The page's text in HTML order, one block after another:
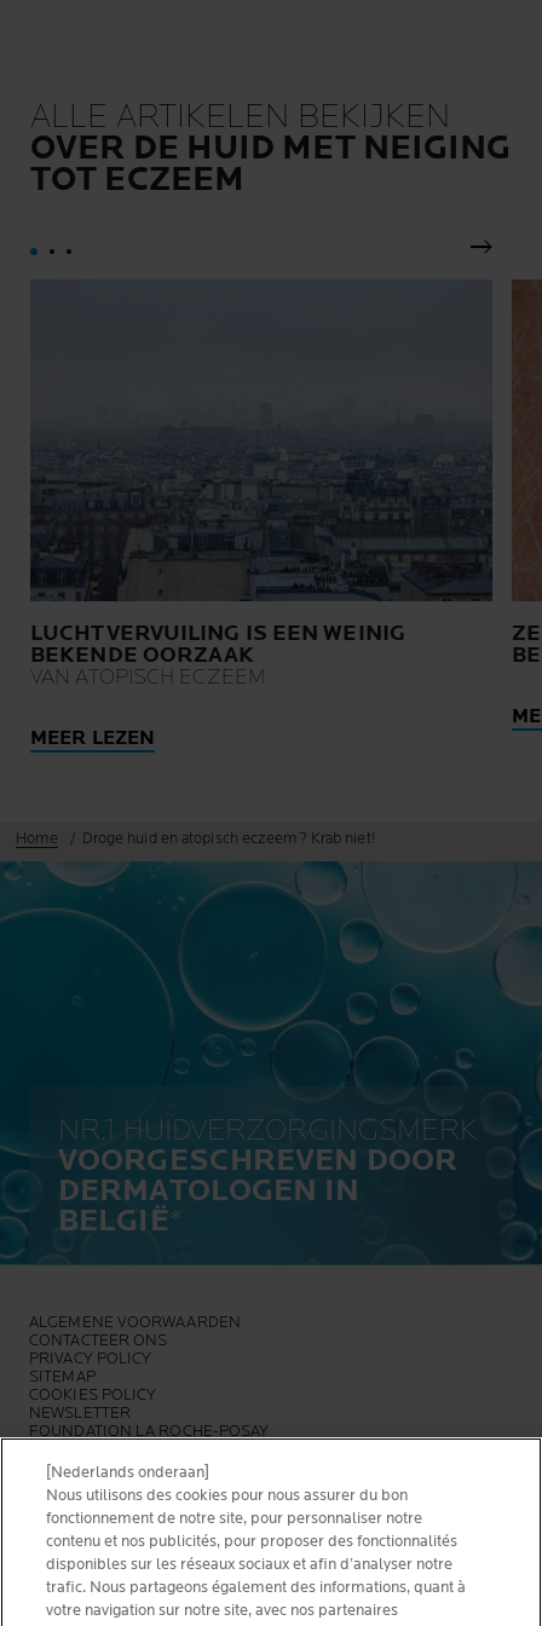
ALLE ARTIKELEN BEKIJKEN
OVER DE HUID MET NEIGING
TOT ECZEEM
LUCHTVERVUILING IS EEN WEINIG
BEKENDE OORZAAK
VAN ATOPISCH ECZEEM
MEER LEZEN
Home Droge huid en atopisch eczeem? Krab niet!
NR.1 HUIDVERZORGINGSMERK
VOORGESCHREVEN DOOR
DERMATOLOGEN IN
BELGIË*
ALGEMENE VOORWAARDEN
CONTACTEER ONS
PRIVACY POLICY
SITEMAP
COOKIES POLICY
NEWSLETTER
FOUNDATION LA ROCHE-POSAY
KIES JOUW LAND
La Roche-Posay Laboratoire Dermatologique CAI
[Nederlands onderaan]
Nous utilisons des cookies pour nous assurer du bon
fonctionnement de notre site, pour personnaliser notre
contenu et nos publicités, pour proposer des fonctionnalités
disponibles sur les réseaux sociaux et afin d’analyser notre
trafic. Nous partageons également des informations, quant à
votre navigation sur notre site, avec nos partenaires